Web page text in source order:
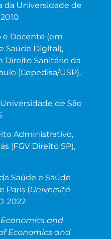
da Universidade de
e Docente (em
Saúde Digital),
Direito Sanitário da
(Cepedisa/USP),
de São
Administrativo,
(FGV Direito SP),
Saúde e Saúde
Paris (Université
2022
and
Economics and